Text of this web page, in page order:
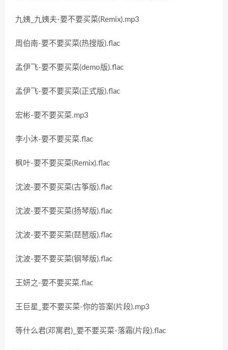
九姨_九姨夫-要不要买菜(Remix).mp3
周伯南-要不要买菜(热搜版).flac
孟伊飞-要不要买菜(demo版).flac
孟伊飞-要不要买菜(正式版).flac
宏彬-要不要买菜.mp3
李小沐-要不要买菜.flac
枫叶-要不要买菜(Remix).flac
沈波-要不要买菜(古筝版).flac
沈波-要不要买菜(扬琴版).flac
沈波-要不要买菜(琵琶版).flac
沈波-要不要买菜(钢琴版).flac
王妍之-要不要买菜.flac
王巨星_要不要买菜-你的答案(片段).mp3
等什么君(邓寓君)_要不要买菜-落霜(片段).flac